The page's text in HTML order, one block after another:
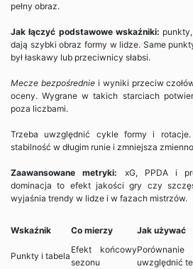
pełny obraz.
Jak łączyć podstawowe wskaźniki:
dają szybki obraz formy w lidze. Same
był łaskawy lub przeciwnicy słabsi.
Mecze bezpośredniei wyniki przeciw
oceny. Wygrane w takich starciach
poza liczbami.
Trzeba uwzględnić cykle formy i rotacje.
stabilność w długim runie i zmniejsza
Zaawansowane metryki: xG, PPDA i
dominacja to efekt jakości gry czy
wyjaśnia trendy w lidze i w fazach mistrzów.
Wskaźnik Co mierzy Jak używać
Punkty i tabela
Efekt końcowy
sezonu
Porównanie
uwzględnić